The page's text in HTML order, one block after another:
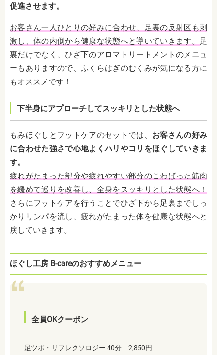
促進させます。
お客さん一人ひとりの好みに合わせ、足裏の反射区も刺
激し、体の内側から健康な状態へと導いていきます。 足
裏だけでなく、ひざ下のアロマトリートメントのメニュ
ーもありますので、ふくらはぎのむくみが気になる方に
もオススメです！
下半身にアプローチしてスッキリとした状態へ
もみほぐしとフットケアのセットでは、 お客さんの好み
に合わせた強さで心地よくハリやコリをほぐしていきま
す。
疲れがたまった部分や疲れやすい部分のこわばった筋肉
を緩めて巡りを改善し、全身をスッキリとした状態へ！
さらにフットケアを行うことでひざ下から足裏までしっ
かりリンパを流し、疲れがたまった体を健康な状態へと
戻していきます。
ほぐし工房 B-careのおすすめメニュー
全員OKクーポン
足ツボ・リフレクソロジー 40分 2,850円